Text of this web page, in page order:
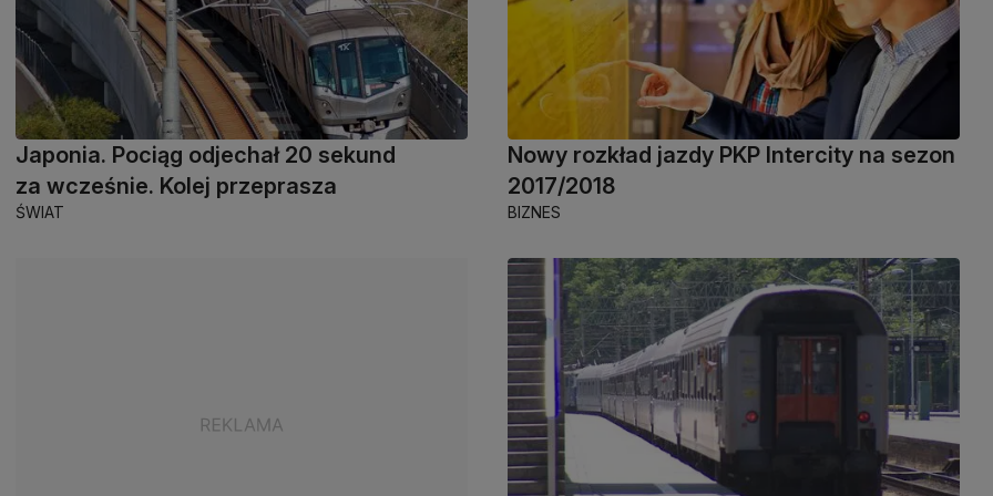
Japonia. Pociąg odjechał 20 sekund
za wcześnie. Kolej przeprasza
ŚWIAT
Nowy rozkład jazdy PKP Intercity na sezon
2017/2018
BIZNES